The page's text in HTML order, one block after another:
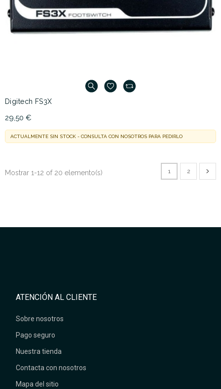
Digitech FS3X
29,50 €
ACTUALMENTE SIN STOCK - CONSULTA CON NOSOTROS PARA PEDIRLO
Mostrar 1-12 of 20 elemento(s) 1 2
ATENCIÓN AL CLIENTE
Sobre nosotros
Pago seguro
Nuestra tienda
Contacta con nosotros
Mapa del sitio